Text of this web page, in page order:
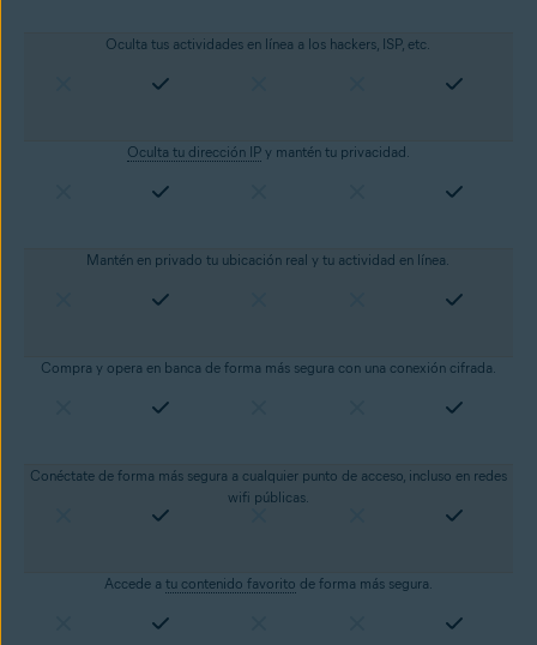
Oculta tus actividades en línea a los hackers, ISP, etc.
Oculta tu dirección IPy mantén tu privacidad.
Mantén en privado tu ubicación real y tu actividad en línea.
Compra y opera en banca de forma más segura con una conexión cifrada.
Conéctate de forma más segura a cualquier punto de acceso, incluso en redes
wifi públicas.
Accede a tu contenido favorito de forma más segura.